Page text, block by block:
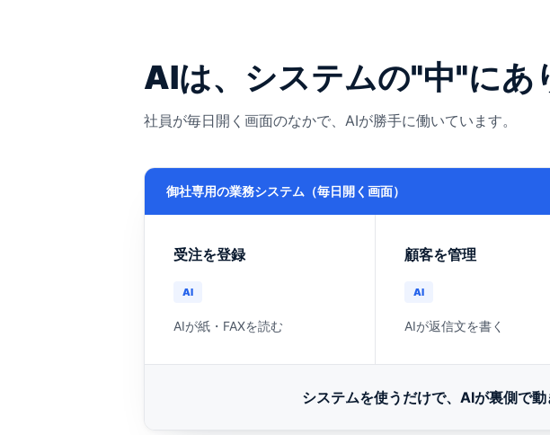
AIは、システムの"中"にあ
社員が毎日開く画面のなかで、AIが勝手に働いています。
御社専用の業務システム（毎日開く画面）
受注を登録
AI
AIが紙・FAXを読む
顧客を管理
AI
AIが返信文を書く
システムを使うだけで、AIが裏側で